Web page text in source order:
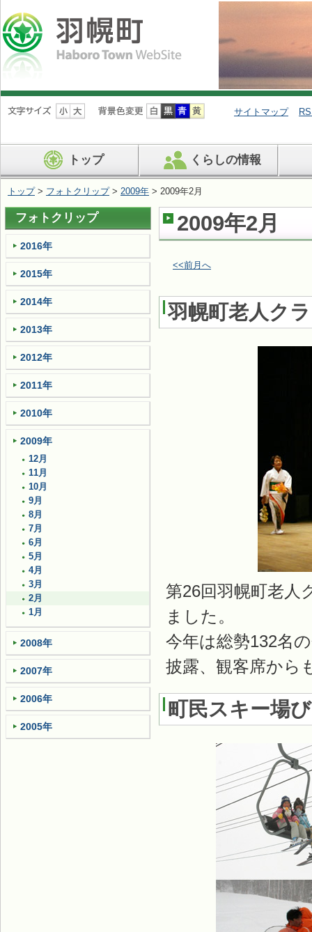
ナ
ビ
ン
を
ば
す
サイトマップ
トップ くらしの情報
トップ> フォトクリップ> 2009年 > 2009年2月
2009年2月
<<前月へ
羽幌町老人ク
第26回羽幌町老人
ました。
今年は総勢132名
披露、観客席から
町民スキー場
フォトクリップ
2016年
2015年
2014年
2013年
2012年
2011年
2010年
2009年
12月
11月
10月
9月
8月
7月
6月
5月
4月
3月
2月
1月
2008年
2007年
2006年
2005年